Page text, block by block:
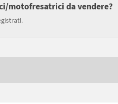
motofresatrici da vendere?